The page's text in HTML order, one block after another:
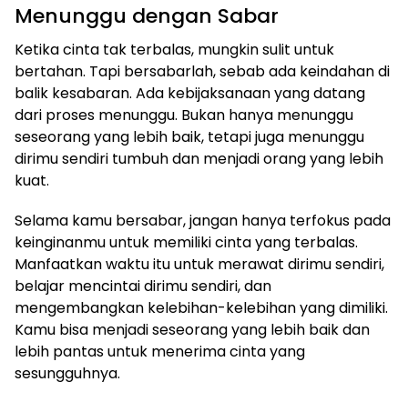
Menunggu dengan Sabar
Ketika cinta tak terbalas, mungkin sulit untuk
bertahan. Tapi bersabarlah, sebab ada keindahan di
balik kesabaran. Ada kebijaksanaan yang datang
dari proses menunggu. Bukan hanya menunggu
seseorang yang lebih baik, tetapi juga menunggu
dirimu sendiri tumbuh dan menjadi orang yang lebih
kuat.
Selama kamu bersabar, jangan hanya terfokus pada
keinginanmu untuk memiliki cinta yang terbalas.
Manfaatkan waktu itu untuk merawat dirimu sendiri,
belajar mencintai dirimu sendiri, dan
mengembangkan kelebihan-kelebihan yang dimiliki.
Kamu bisa menjadi seseorang yang lebih baik dan
lebih pantas untuk menerima cinta yang
sesungguhnya.